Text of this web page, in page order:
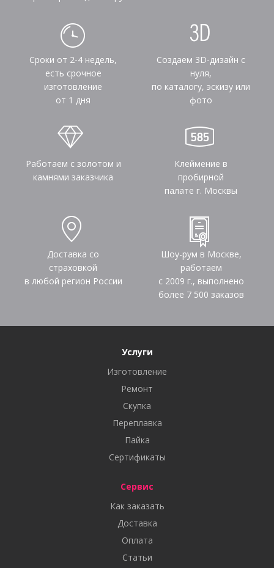
Сроки от 2-4 недель,
есть срочное
изготовление
от 1 дня
Создаем 3D-дизайн с
нуля,
по каталогу, эскизу или
фото
Работаем с золотом и
камнями заказчика
Клеймение в
пробирной
палате г. Москвы
Доставка со
страховкой
в любой регион России
Шоу-рум в Москве,
работаем
с 2009 г., выполнено
более 7 500 заказов
Услуги
Изготовление
Ремонт
Скупка
Переплавка
Пайка
Сертификаты
Сервис
Как заказать
Доставка
Оплата
Статьи